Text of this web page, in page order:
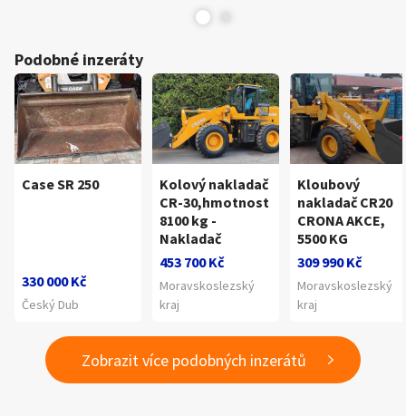
Podobné inzeráty
Case SR 250
330 000 Kč
Český Dub
Kolový nakladač
CR-30,hmotnost
8100 kg -
Nakladač
453 700 Kč
Moravskoslezský
kraj
Kloubový
nakladač CR20
CRONA AKCE,
5500 KG
309 990 Kč
Moravskoslezský
kraj
Zobrazit více podobných inzerátů